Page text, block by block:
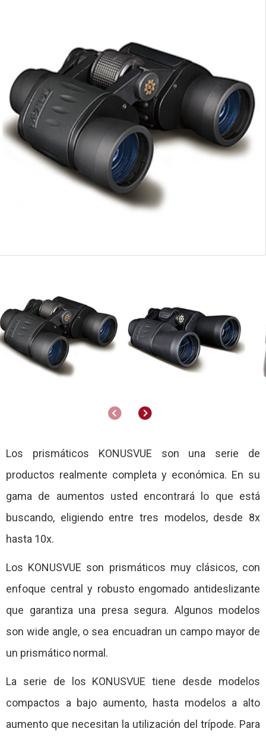
AnteriorSiguiente
Los prismáticos KONUSVUE son una serie de
productos realmente completa y económica. En su
gama de aumentos usted encontrará lo que está
buscando, eligiendo entre tres modelos, desde 8x
hasta 10x.
Los KONUSVUE son prismáticos muy clásicos, con
enfoque central y robusto engomado antideslizante
que garantiza una presa segura. Algunos modelos
son wide angle, o sea encuadran un campo mayor de
un prismático normal.
La serie de los KONUSVUE tiene desde modelos
compactos a bajo aumento, hasta modelos a alto
aumento que necesitan la utilización del trípode. Para